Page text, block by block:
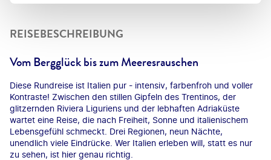
REISEBESCHREIBUNG
Vom Bergglück bis zum Meeresrauschen
Diese Rundreise ist Italien pur - intensiv, farbenfroh und voller
Kontraste! Zwischen den stillen Gipfeln des Trentinos, der
glitzernden Riviera Liguriens und der lebhaften Adriaküste
wartet eine Reise, die nach Freiheit, Sonne und italienischem
Lebensgefühl schmeckt. Drei Regionen, neun Nächte,
unendlich viele Eindrücke. Wer Italien erleben will, statt es nur
zu sehen, ist hier genau richtig.